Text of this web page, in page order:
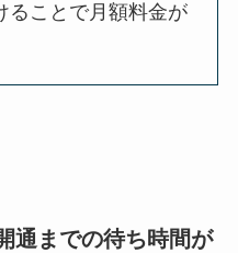
ることで月額料金が
通までの待ち時間が